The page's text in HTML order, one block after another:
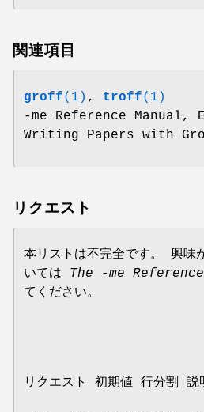
関連項目
groff(1) , troff(1)
-me Reference Manual,
Writing Papers with
リクエスト
本リストは不完全です。 興味
いては The -me
てください。
リクエスト 初期値 行分割 説